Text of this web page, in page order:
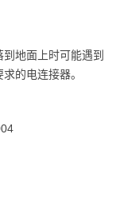
地面上时可能遇到
的电连接器。